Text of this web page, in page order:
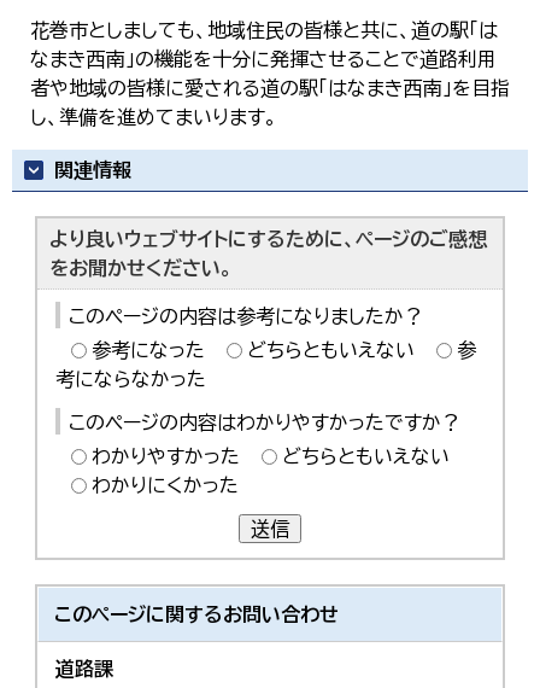
花巻市としましても、地域住民の皆様と共に、道の駅「は
なまき西南」の機能を十分に発揮させることで道路利用
者や地域の皆様に愛される道の駅「はなまき西南」を目指
し、準備を進めてまいります。
関連情報
より良いウェブサイトにするために、ページのご感想
をお聞かせください。
このページの内容は参考になりましたか？
参考になった
どちらともいえない
参
考にならなかった
このページの内容はわかりやすかったですか？
わかりやすかった
どちらともいえない
わかりにくかった
送信
このページに関するお問い合わせ
道路課